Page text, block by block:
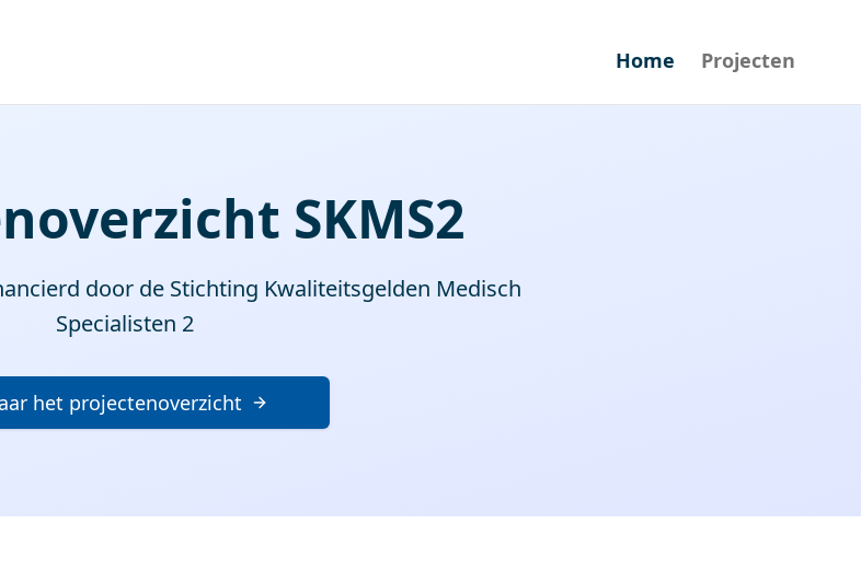
Home Projecten
SKMS2
door de Stichting Kwaliteitsgelden Medisch
Specialisten 2
het projectenoverzicht